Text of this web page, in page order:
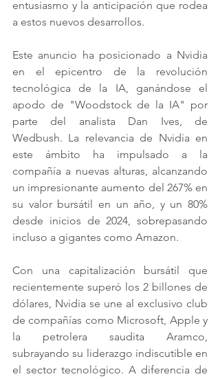
entusiasmo y la anticipación que rodea
a estos nuevos desarrollos.
Este anuncio ha posicionado a Nvidia
en el epicentro de la revolución
tecnológica de la IA, ganándose el
apodo de "Woodstock de la IA" por
parte del analista Dan Ives, de
Wedbush. La relevancia de Nvidia en
este ámbito ha impulsado a la
compañía a nuevas alturas, alcanzando
un impresionante aumento del 267% en
su valor bursátil en un año, y un 80%
desde inicios de 2024, sobrepasando
incluso a gigantes como Amazon.
Con una capitalización bursátil que
recientemente superó los 2 billones de
dólares, Nvidia se une al exclusivo club
de compañías como Microsoft, Apple y
la petrolera saudita Aramco,
subrayando su liderazgo indiscutible en
el sector tecnológico. A diferencia de